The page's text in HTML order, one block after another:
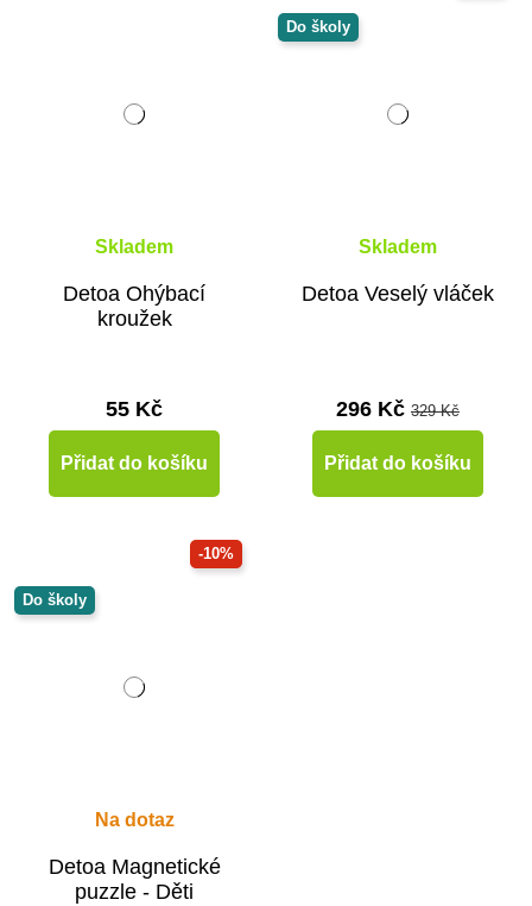
Skladem
Detoa Ohýbací
kroužek
55 Kč
Přidat do košíku
Do školy
Skladem
Detoa Veselý vláček
296 Kč 329 Kč
Přidat do košíku
-10%
Do školy
Na dotaz
Detoa Magnetické
puzzle - Děti